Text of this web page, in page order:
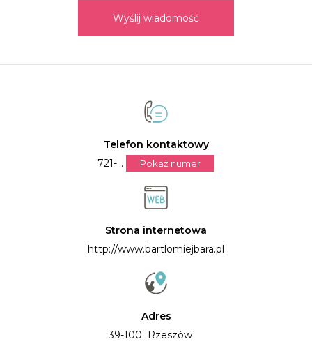
porozmawiajmy. Żaden skype, mail czy telefon nie
zastąpi takiego spotkania na żywo.
Wyślij wiadomość
Telefon kontaktowy
721-...
Pokaż numer
Strona internetowa
http://www.bartlomiejbara.pl
Adres
39-100 Rzeszów